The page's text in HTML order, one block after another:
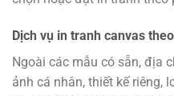
Dịch vụ in tranh canvas
Ngoài các mẫu có sẵn, địa
ảnh cá nhân, thiết kế riêng,